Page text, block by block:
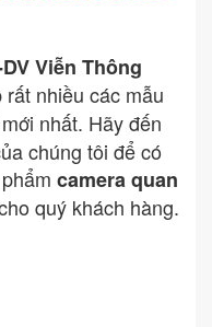
Viễn Thông
nhiều các mẫu
mới nhất. Hãy đến
chúng tôi để có
camera quan
quý khách hàng.